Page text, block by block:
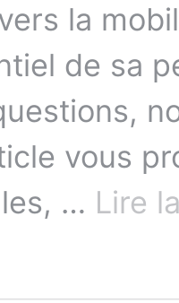
la
de sa
vous
… Lire